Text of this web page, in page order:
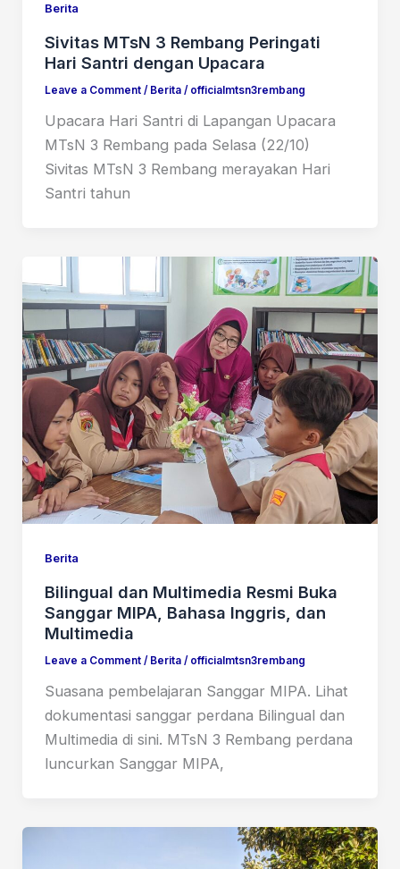
Berita
Sivitas MTsN 3 Rembang Peringati
Hari Santri dengan Upacara
Leave a Comment / Berita/ officialmtsn3rembang
Upacara Hari Santri di Lapangan Upacara
MTsN 3 Rembang pada Selasa (22/10)
Sivitas MTsN 3 Rembang merayakan Hari
Santri tahun
Berita
Bilingual dan Multimedia Resmi Buka
Sanggar MIPA, Bahasa Inggris, dan
Multimedia
Leave a Comment / Berita/ officialmtsn3rembang
Suasana pembelajaran Sanggar MIPA. Lihat
dokumentasi sanggar perdana Bilingual dan
Multimedia di sini. MTsN 3 Rembang perdana
luncurkan Sanggar MIPA,